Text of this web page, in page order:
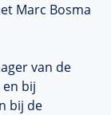
Marc Bosma
van de
bij
bij de